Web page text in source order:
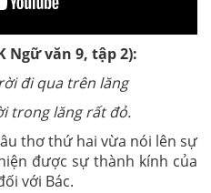
Ngữ văn 9, tập 2):
đi qua trên lăng
trong lăng rất đỏ.
thơ thứ hai vừa nói lên sự
được sự thành kính của
với Bác.